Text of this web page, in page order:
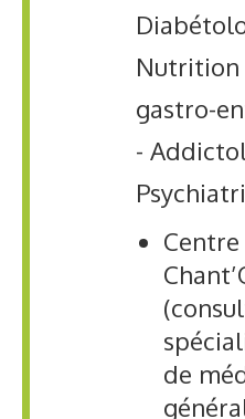
Nutrition
gastro-
-
de